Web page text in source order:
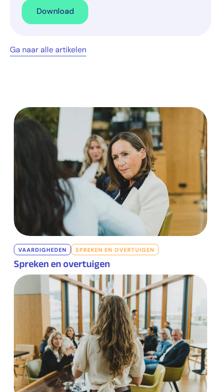
Download
Ga naar alle artikelen
VAARDIGHEDEN SPREKEN EN OVERTUIGEN
Spreken en overtuigen